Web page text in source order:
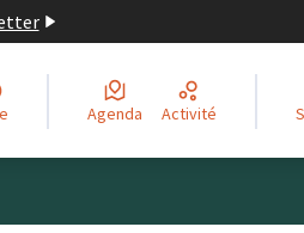
Agenda Activité